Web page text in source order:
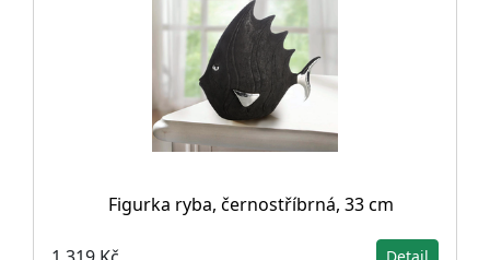
Figurka ryba, černostříbrná, 33 cm